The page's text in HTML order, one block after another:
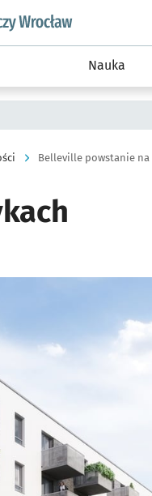
podserwis: Strategia
Nauka
Belleville powstanie na